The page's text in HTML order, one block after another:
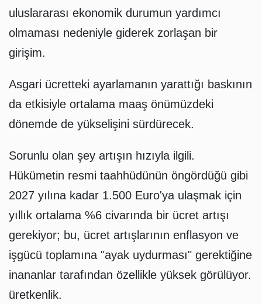
uluslararası ekonomik durumun yardımcı
olmaması nedeniyle giderek zorlaşan bir
girişim.
Asgari ücretteki ayarlamanın yarattığı baskının
da etkisiyle ortalama maaş önümüzdeki
dönemde de yükselişini sürdürecek.
Sorunlu olan şey artışın hızıyla ilgili.
Hükümetin resmi taahhüdünün öngördüğü gibi
2027 yılına kadar 1.500 Euro'ya ulaşmak için
yıllık ortalama %6 civarında bir ücret artışı
gerekiyor; bu, ücret artışlarının enflasyon ve
işgücü toplamına "ayak uydurması" gerektiğine
inananlar tarafından özellikle yüksek görülüyor.
üretkenlik.